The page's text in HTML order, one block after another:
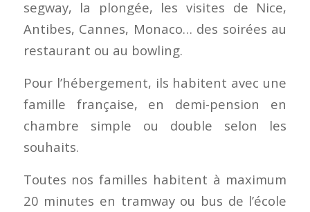
segway, la plongée, les visites de Nice,
Antibes, Cannes, Monaco… des soirées au
restaurant ou au bowling.
Pour l’hébergement, ils habitent avec une
famille française, en demi-pension en
chambre simple ou double selon les
souhaits.
Toutes nos familles habitent à maximum
20 minutes en tramway ou bus de l’école